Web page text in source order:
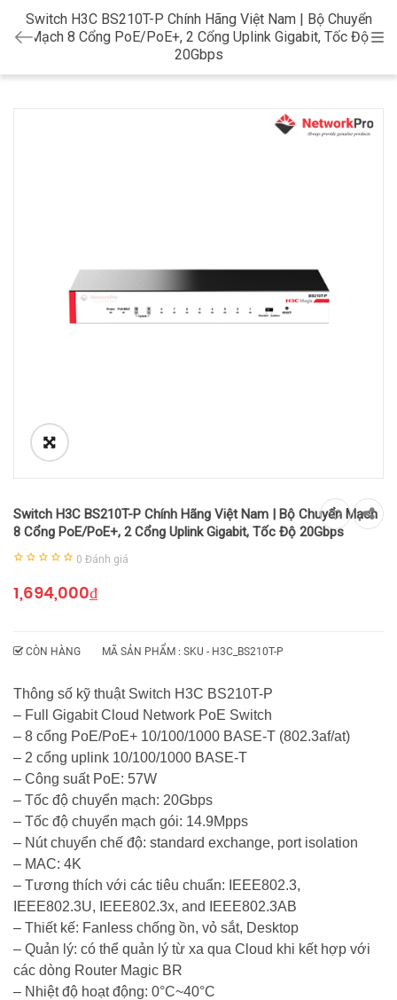
Switch H3C BS210T-P Chính Hãng Việt Nam | Bộ Chuyển
Mạch 8 Cổng PoE/PoE+, 2 Cổng Uplink Gigabit, Tốc Độ
20Gbps
Switch H3C BS210T-P Chính Hãng Việt Nam | Bộ Chuyển Mạch
8 Cổng PoE/PoE+, 2 Cổng Uplink Gigabit, Tốc Độ 20Gbps
0 Đánh giá
1,694,000₫
CÒN HÀNG MÃ SẢN PHẨM : SKU - H3C_BS210T-P
Thông số kỹ thuật Switch H3C BS210T-P
– Full Gigabit Cloud Network PoE Switch
– 8 cổng PoE/PoE+ 10/100/1000 BASE-T (802.3af/at)
– 2 cổng uplink 10/100/1000 BASE-T
– Công suất PoE: 57W
– Tốc độ chuyển mạch: 20Gbps
– Tốc độ chuyển mạch gói: 14.9Mpps
– Nút chuyển chế độ: standard exchange, port isolation
– MAC: 4K
– Tương thích với các tiêu chuẩn: IEEE802.3,
IEEE802.3U, IEEE802.3x, and IEEE802.3AB
– Thiết kế: Fanless chống ồn, vỏ sắt, Desktop
– Quản lý: có thể quản lý từ xa qua Cloud khi kết hợp với
các dòng Router Magic BR
– Nhiệt độ hoạt động: 0°C~40°C